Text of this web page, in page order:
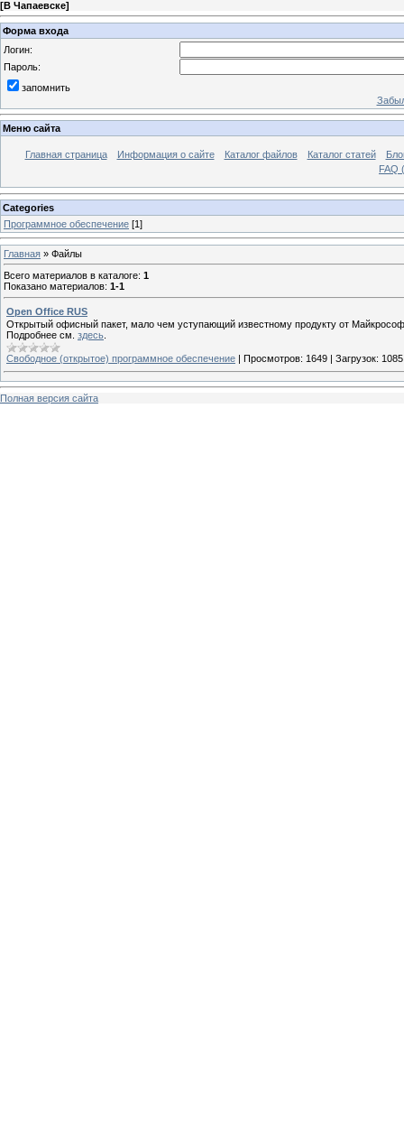
[В Чапаевске]
Форма входа
Логин:
Пароль:
запомнить
Меню сайта
Главная страница Информация о сайте Каталог файлов Каталог статей
FAQ
Categories
Программное обеспечение [1]
Главная » Файлы
Всего материалов в каталоге: 1
Показано материалов: 1-1
Open Office RUS
Открытый офисный пакет, мало чем уступающий известному продукту от
Подробнее см. здесь
Свободное (открытое) программное обеспечение | Просмотров: 1649 | Загрузок: 1085
Полная версия сайта